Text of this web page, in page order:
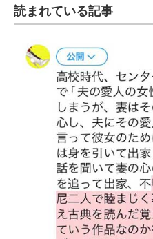
読まれている記事